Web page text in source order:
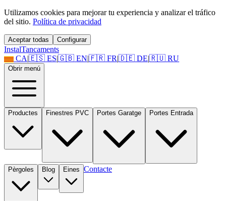
Utilizamos cookies para mejorar tu experiencia y analizar el tráfico
del sitio. Política de privacidad
Aceptar todas Configurar
InstalTancaments
CA|🇪🇸 ES|🇬🇧 EN|🇫🇷 FR|🇩🇪 DE|🇷🇺 RU
Obrir menú
Productes Finestres PVC Portes Garatge Portes Entrada
Pèrgoles Blog Eines Contacte